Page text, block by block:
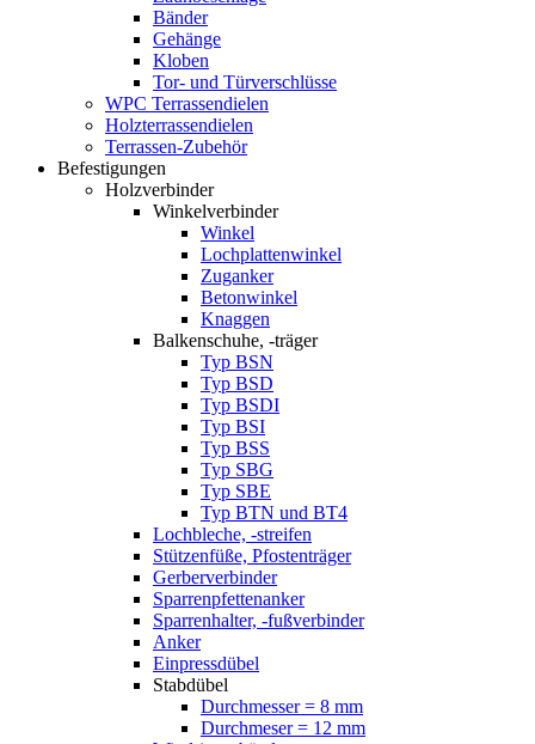
Bänder
Gehänge
Kloben
Tor- und Türverschlüsse
WPC Terrassendielen
Holzterrassendielen
Terrassen-Zubehör
Befestigungen
Holzverbinder
Winkelverbinder
Winkel
Lochplattenwinkel
Zuganker
Betonwinkel
Knaggen
Balkenschuhe, -träger
Typ BSN
Typ BSD
Typ BSDI
Typ BSI
Typ BSS
Typ SBG
Typ SBE
Typ BTN und BT4
Lochbleche, -streifen
Stützenfüße, Pfostenträger
Gerberverbinder
Sparrenpfettenanker
Sparrenhalter, -fußverbinder
Anker
Einpressdübel
Stabdübel
Durchmesser = 8 mm
Durchmeser = 12 mm